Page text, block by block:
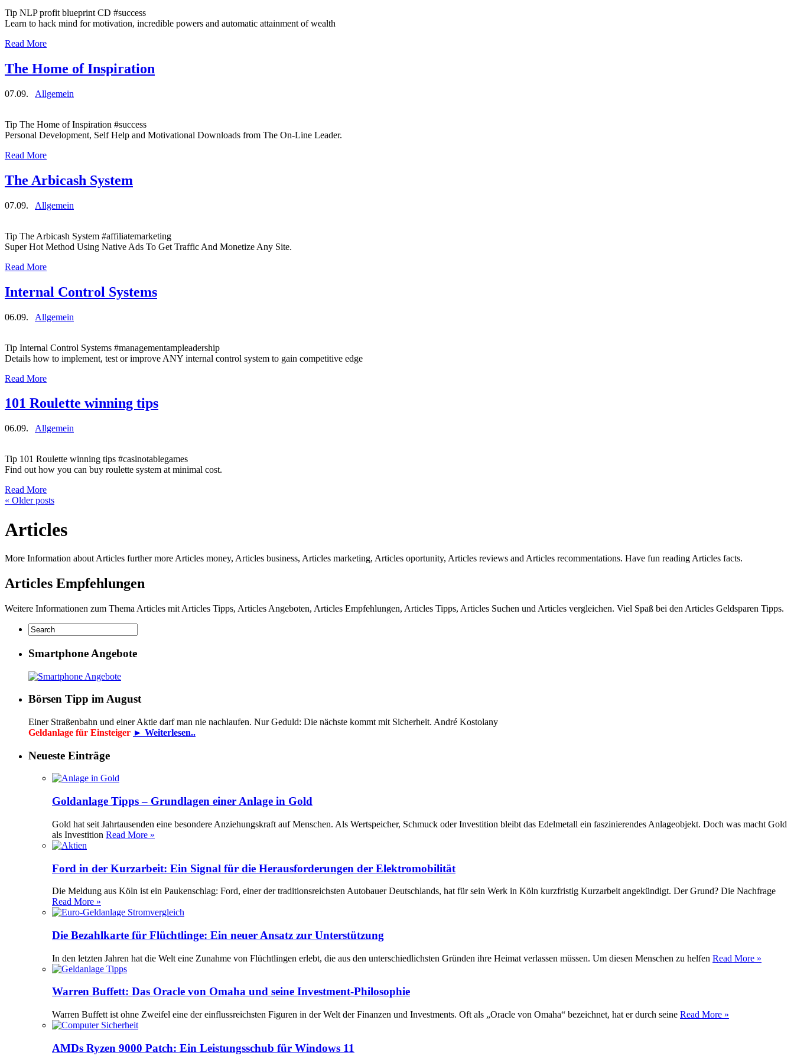
Tip NLP profit blueprint CD #success
Learn to hack mind for motivation, incredible powers and automatic attainment of wealth
Read More
The Home of Inspiration
07.09. Allgemein
Tip The Home of Inspiration #success
Personal Development, Self Help and Motivational Downloads from The On-Line Leader.
Read More
The Arbicash System
07.09. Allgemein
Tip The Arbicash System #affiliatemarketing
Super Hot Method Using Native Ads To Get Traffic And Monetize Any Site.
Read More
Internal Control Systems
06.09. Allgemein
Tip Internal Control Systems #managementampleadership
Details how to implement, test or improve ANY internal control system to gain competitive edge
Read More
101 Roulette winning tips
06.09. Allgemein
Tip 101 Roulette winning tips #casinotablegames
Find out how you can buy roulette system at minimal cost.
Read More
« Older posts
Articles
More Information about Articles further more Articles money, Articles business, Articles marketing, Articles oportunity, Articles reviews and Articles recommentations. Have fun reading Articles facts.
Articles Empfehlungen
Weitere Informationen zum Thema Articles mit Articles Tipps, Articles Angeboten, Articles Empfehlungen, Articles Tipps, Articles Suchen und Articles vergleichen. Viel Spaß bei den Articles Geldsparen Tipps.
Smartphone Angebote
Börsen Tipp im August
Einer Straßenbahn und einer Aktie darf man nie nachlaufen. Nur Geduld: Die nächste kommt mit Sicherheit. André Kostolany
Geldanlage für Einsteiger ► Weiterlesen..
Neueste Einträge
Goldanlage Tipps – Grundlagen einer Anlage in Gold
Gold hat seit Jahrtausenden eine besondere Anziehungskraft auf Menschen. Als Wertspeicher, Schmuck oder Investition bleibt das Edelmetall ein faszinierendes Anlageobjekt. Doch was macht Gold
als Investition Read More »
Ford in der Kurzarbeit: Ein Signal für die Herausforderungen der Elektromobilität
Die Meldung aus Köln ist ein Paukenschlag: Ford, einer der traditionsreichsten Autobauer Deutschlands, hat für sein Werk in Köln kurzfristig Kurzarbeit angekündigt. Der Grund? Die Nachfrage
Read More »
Die Bezahlkarte für Flüchtlinge: Ein neuer Ansatz zur Unterstützung
In den letzten Jahren hat die Welt eine Zunahme von Flüchtlingen erlebt, die aus den unterschiedlichsten Gründen ihre Heimat verlassen müssen. Um diesen Menschen zu helfen Read More »
Warren Buffett: Das Oracle von Omaha und seine Investment-Philosophie
Warren Buffett ist ohne Zweifel eine der einflussreichsten Figuren in der Welt der Finanzen und Investments. Oft als „Oracle von Omaha“ bezeichnet, hat er durch seine Read More »
AMDs Ryzen 9000 Patch: Ein Leistungsschub für Windows 11